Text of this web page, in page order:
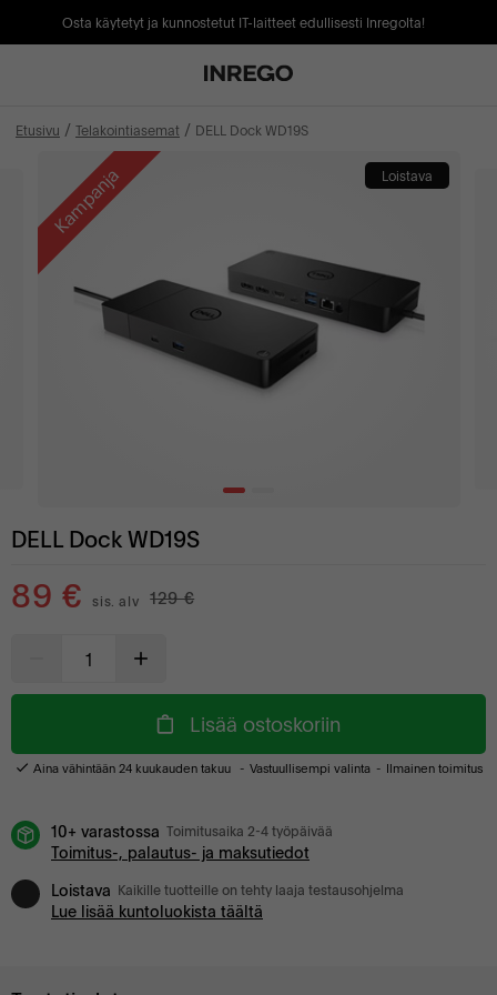
Osta käytetyt ja kunnostetut IT-laitteet edullisesti Inregolta!
Etusivu Telakointiasemat DELL Dock WD19S
Kampanja Loistava
DELL Dock WD19S
89 € sis. alv 129 €
Lisää ostoskoriin
Aina vähintään 24 kuukauden takuu Vastuullisempi valinta Ilmainen toimitus
10+ varastossa Toimitusaika 2-4 työpäivää
Toimitus-, palautus- ja maksutiedot
Loistava Kaikille tuotteille on tehty laaja testausohjelma
Lue lisää kuntoluokista täältä